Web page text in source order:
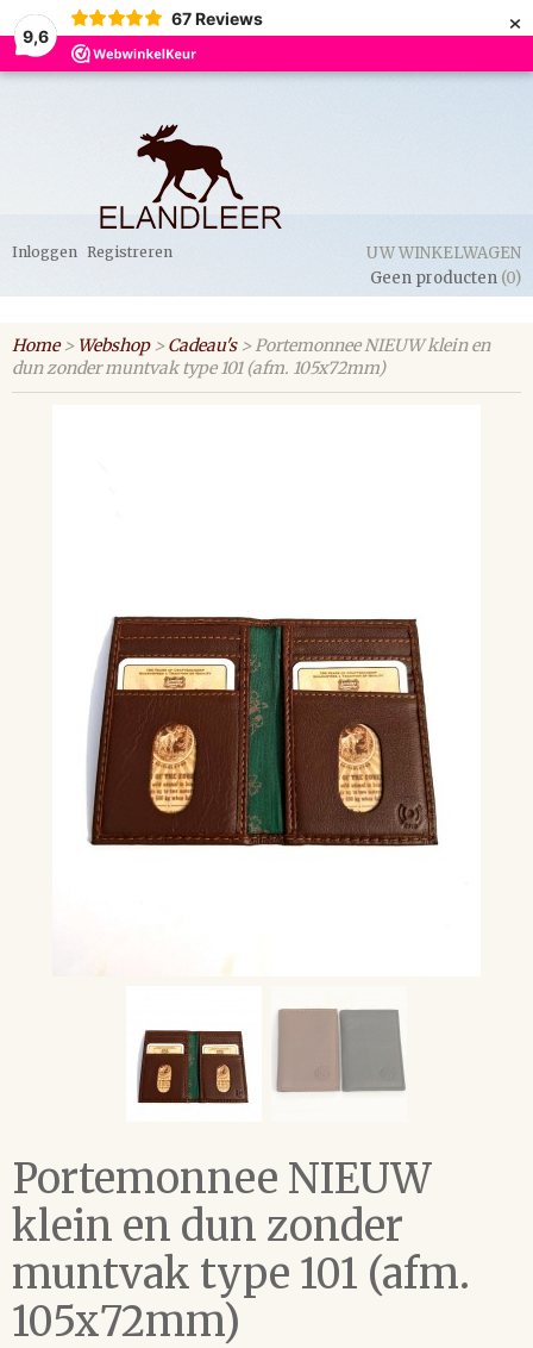
9,6
67 Reviews ×
Inloggen Registreren
UW WINKELWAGEN
Geen producten (0)
Home> Webshop> Cadeau's> Portemonnee NIEUW klein en
dun zonder muntvak type 101 (afm. 105x72mm)
Portemonnee NIEUW
klein en dun zonder
muntvak type 101 (afm.
105x72mm)